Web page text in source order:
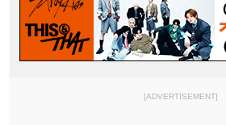
[ADVERTISEMENT]